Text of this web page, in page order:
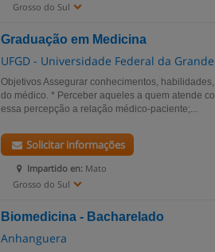
Grosso do Sul
Graduação em Medicina
UFGD - Universidade Federal da
Objetivos Assegurar conhecimentos,
do médico. * Perceber aqueles a quem atende
essa percepção a relação médico-paciente;...
Impartido en: Mato
Grosso do Sul
Solicitar informações
Biomedicina - Bacharelado
Anhanguera